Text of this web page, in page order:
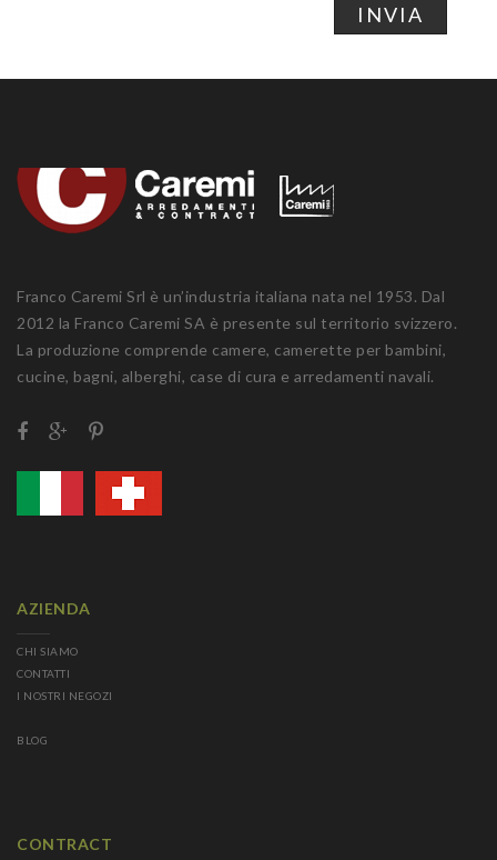
INVIA
Franco Caremi Srl è un’industria italiana nata nel 1953. Dal
2012 la Franco Caremi SA è presente sul territorio svizzero.
La produzione comprende camere, camerette per bambini,
cucine, bagni, alberghi, case di cura e arredamenti navali.
AZIENDA
CHI SIAMO
CONTATTI
I NOSTRI NEGOZI
BLOG
CONTRACT